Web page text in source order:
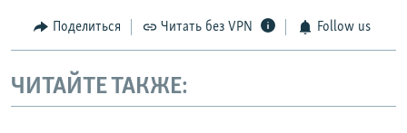
Поделиться Читать без VPN Follow us
ЧИТАЙТЕ ТАКЖЕ: